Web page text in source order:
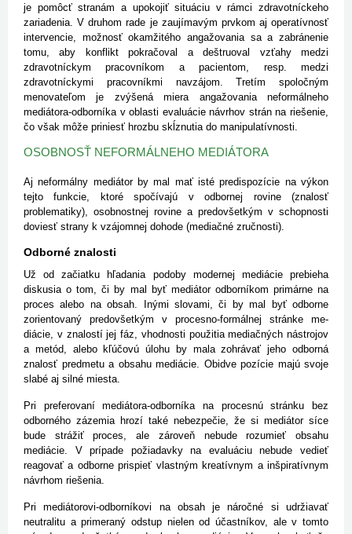
je pomôcť stranám a upokojiť situáciu v rámci zdravotníckeho
zariadenia. V druhom rade je zaujímavým prvkom aj operatívnosť
intervencie, možnosť okamžitého angažovania sa a zabránenie
tomu, aby konflikt pokračoval a deštruoval vzťahy medzi
zdravotníckym pracovníkom a pacientom, resp. medzi
zdravotníckymi pracovníkmi navzájom. Tretím spoločným
menovateľom je zvýšená miera angažovania neformálneho
mediátora-odborníka v oblasti evaluácie návrhov strán na riešenie,
čo však môže priniesť hrozbu skĺznutia do manipulatívnosti.
OSOBNOSŤ NEFORMÁLNEHO MEDIÁTORA
Aj neformálny mediátor by mal mať isté predispozície na výkon
tejto funkcie, ktoré spočívajú v odbornej rovine (znalosť
problematiky), osobnostnej rovine a predovšetkým v schopnosti
doviesť strany k vzájomnej dohode (mediačné zručnosti).
Odborné znalosti
Už od začiatku hľadania podoby modernej mediácie prebieha
diskusia o tom, či by mal byť mediátor odborníkom primárne na
proces alebo na obsah. Inými slovami, či by mal byť odborne
zorientovaný predovšetkým v procesno-formálnej stránke me­
diácie, v znalostí jej fáz, vhodnosti použitia mediačných nástrojov
a metód, alebo kľúčovú úlohu by mala zohrávať jeho odborná
znalosť predmetu a obsahu mediácie. Obidve pozície majú svoje
slabé aj silné miesta.
Pri preferovaní mediátora-odborníka na procesnú stránku bez
odborného zázemia hrozí také nebezpečie, že si mediátor síce
bude strážiť proces, ale zároveň nebude rozumieť obsahu
mediácie. V prípade požiadavky na evaluáciu nebude vedieť
reagovať a odborne prispieť vlastným kreatívnym a inšpiratívnym
návrhom riešenia.
Pri mediátorovi-odborníkovi na obsah je náročné si udržiavať
neutralitu a primeraný odstup nielen od účastníkov, ale v tomto